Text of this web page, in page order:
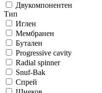
Двукомпонентен
Тип
Иглен
Мембранен
Бутален
Progressive cavity
Radial spinner
Snuf-Bak
Спрей